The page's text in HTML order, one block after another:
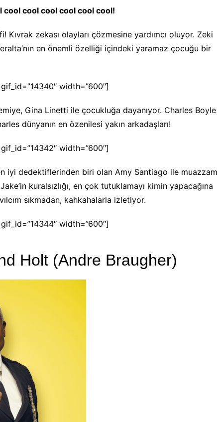
cool cool cool cool cool cool!
Kıvrak zekası olayları çözmesine yardımcı oluyor. Zeki
en önemli özelliği içindeki yaramaz çocuğu bir
gif_id=”14340″ width=”600″]
Gina Linetti ile çocukluğa dayanıyor. Charles Boyle
dünyanın en özenilesi yakın arkadaşları!
gif_id=”14342″ width=”600″]
iyi dedektiflerinden biri olan Amy Santiago ile muazzam
kuralsızlığı, en çok tutuklamayı kimin yapacağına
sıkmadan, kahkahalarla izletiyor.
gif_id=”14344″ width=”600″]
Holt (Andre Braugher)